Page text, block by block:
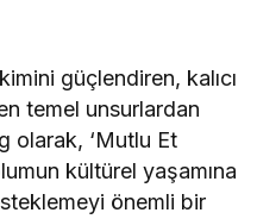
güçlendiren, kalıcı
temel unsurlardan
olarak, ‘Mutlu Et
kültürel yaşamına
önemli bir